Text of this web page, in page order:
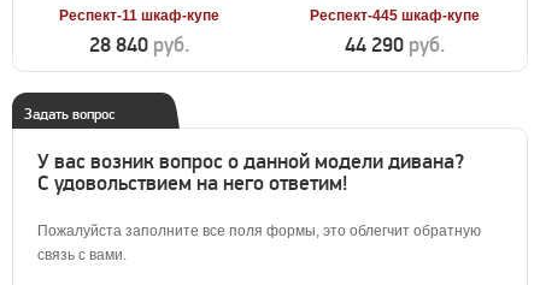
Респект-11 шкаф-купе
28 840 руб.
Респект-445 шкаф-купе
44 290 руб.
Задать вопрос
У вас возник вопрос о данной модели дивана?
С удовольствием на него ответим!
Пожалуйста заполните все поля формы, это облегчит обратную
связь с вами.